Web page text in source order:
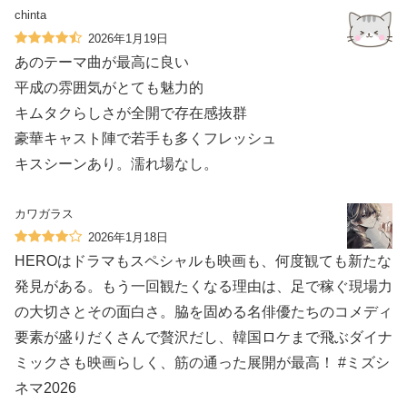
chinta
2026年1月19日
あのテーマ曲が最高に良い
平成の雰囲気がとても魅力的
キムタクらしさが全開で存在感抜群
豪華キャスト陣で若手も多くフレッシュ
キスシーンあり。濡れ場なし。
カワガラス
2026年1月18日
HEROはドラマもスペシャルも映画も、何度観ても新たな
発見がある。もう一回観たくなる理由は、足で稼ぐ現場力
の大切さとその面白さ。脇を固める名俳優たちのコメディ
要素が盛りだくさんで贅沢だし、韓国ロケまで飛ぶダイナ
ミックさも映画らしく、筋の通った展開が最高！ #ミズシ
ネマ2026